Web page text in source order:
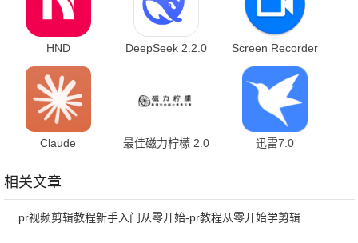
HND
1.0.51.250916 最
新版
DeepSeek 2.2.0
Screen Recorder
1.2.6.7 最新版
Claude
版
最佳磁力柠檬 2.0
迅雷7.0
相关文章
pr视频剪辑教程新手入门从零开始-pr教程从零开始学剪辑全集免费